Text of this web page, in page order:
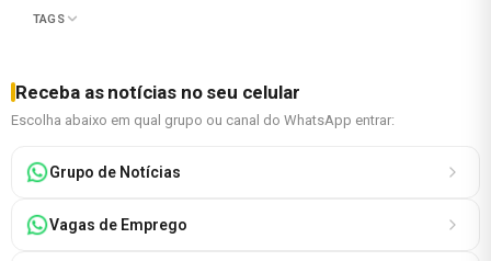
TAGS
Receba as notícias no seu celular
Escolha abaixo em qual grupo ou canal do WhatsApp entrar:
Grupo de Notícias
Vagas de Emprego